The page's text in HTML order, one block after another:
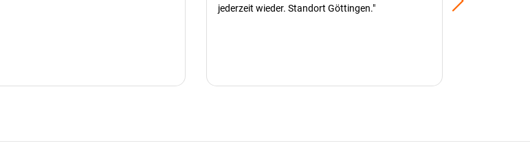
jederzeit wieder. Standort Göttingen."